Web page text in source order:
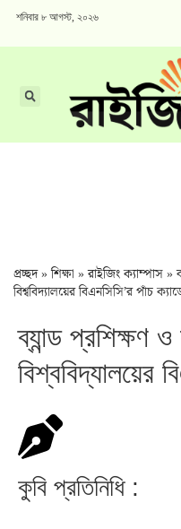
শনিবার ৮ আগস্ট, ২০২৬
প্রচ্ছদ»শিক্ষা »রাইজিং ক্যাম্পাস»
বিশ্ববিদ্যালয়ের বিএনসিসি’র পাঁচ
ব্যান্ড প্রশিক্ষণ
বিশ্ববিদ্যালয়ের
কুবি প্রতিনিধি :